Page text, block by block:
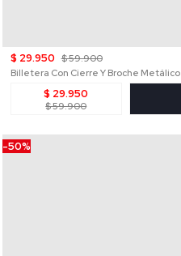
$ 29.950 $ 59.900
Billetera Con Cierre Y Broche Metálico
$ 29.950
$ 59.900
-50%